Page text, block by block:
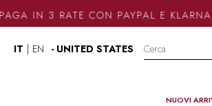
IN 3 RATE CON PAYPAL E
IT EN - UNITED STATES
NUOVI